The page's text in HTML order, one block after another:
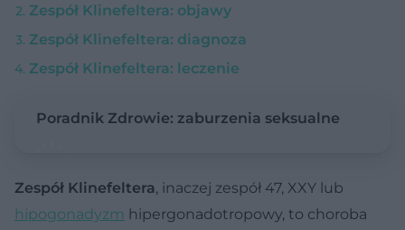
Zespół Klinefeltera: objawy
Zespół Klinefeltera: diagnoza
Zespół Klinefeltera: leczenie
Poradnik Zdrowie: zaburzenia seksualne
Zespół Klinefeltera, inaczej zespół 47, XXY lub
hipogonadyzm hipergonadotropowy, to choroba